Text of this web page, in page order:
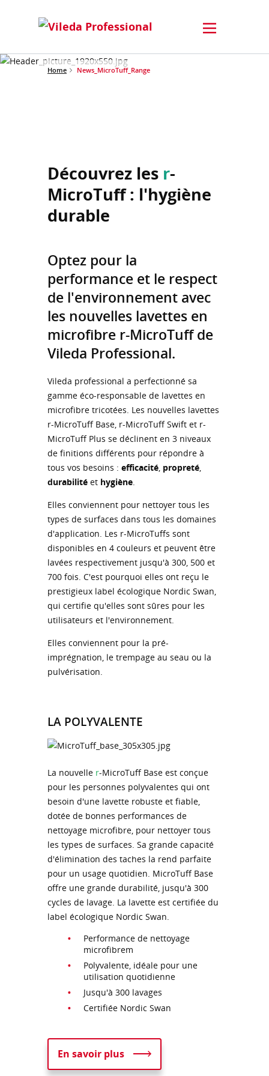
Home News_MicroTuff_Range
Découvrez les r-
MicroTuff : l'hygiène
durable
Optez pour la
performance et le respect
de l'environnement avec
les nouvelles lavettes en
microfibre r-MicroTuff de
Vileda Professional.
Vileda professional a perfectionné sa
gamme éco-responsable de lavettes en
microfibre tricotées. Les nouvelles lavettes
r-MicroTuff Base, r-MicroTuff Swift et r-
MicroTuff Plus se déclinent en 3 niveaux
de finitions différents pour répondre à
tous vos besoins : efficacité propreté
durabilité et hygiène
Elles conviennent pour nettoyer tous les
types de surfaces dans tous les domaines
d'application. Les r-MicroTuffs sont
disponibles en 4 couleurs et peuvent être
lavées respectivement jusqu'à 300, 500 et
700 fois. C'est pourquoi elles ont reçu le
prestigieux label écologique Nordic Swan,
qui certifie qu'elles sont sûres pour les
utilisateurs et l'environnement.
Elles conviennent pour la pré-
imprégnation, le trempage au seau ou la
pulvérisation.
LA POLYVALENTE
La nouvelle r-MicroTuff Base est conçue
pour les personnes polyvalentes qui ont
besoin d'une lavette robuste et fiable,
dotée de bonnes performances de
nettoyage microfibre, pour nettoyer tous
les types de surfaces. Sa grande capacité
d'élimination des taches la rend parfaite
pour un usage quotidien. MicroTuff Base
offre une grande durabilité, jusqu'à 300
cycles de lavage. La lavette est certifiée du
label écologique Nordic Swan.
Performance de nettoyage
microfibrem
Polyvalente, idéale pour une
utilisation quotidienne
Jusqu'à 300 lavages
Certifiée Nordic Swan
En savoir plus